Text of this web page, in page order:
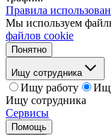
Правила
Мы используем
файлов cookie
Понятно
Ищу сотрудника
Ищу работу
Ищу сотрудника
Сервисы
Помощь